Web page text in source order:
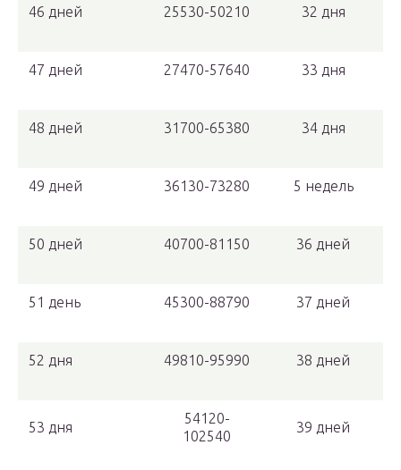
46 дней 25530-50210 32 дня
47 дней 27470-57640 33 дня
48 дней 31700-65380 34 дня
49 дней 36130-73280 5 недель
50 дней 40700-81150 36 дней
51 день 45300-88790 37 дней
52 дня 49810-95990 38 дней
53 дня
54120-
102540
39 дней